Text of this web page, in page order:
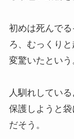
初めは死んで
ろ、むっくり
変驚いたという
人馴れしてい
保護しようと
だそう。